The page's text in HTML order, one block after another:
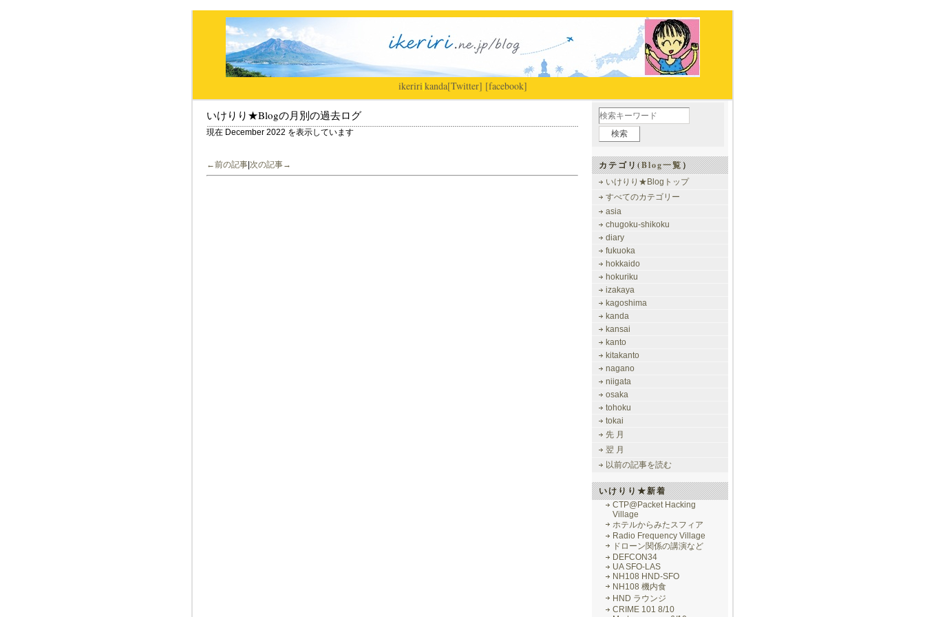
ikeriri|kanda[Twitter] [facebook]
いけりり★Blogの月別の過去ログ
現在 December 2022 を表示しています
←前の記事 次の記事→ カテゴリ(Blog一覧）
いけりり★Blogトップ
すべてのカテゴリー
asia
chugoku-shikoku
diary
fukuoka
hokkaido
hokuriku
izakaya
kagoshima
kanda
kansai
kanto
kitakanto
nagano
niigata
osaka
tohoku
tokai
先 月
翌 月
以前の記事を読む
いけりり★新着
CTP@Packet Hacking
Village
ホテルからみたスフィア
Radio Frequency Village
ドローン関係の講演など
DEFCON34
UA SFO-LAS
NH108 HND-SFO
NH108 機内食
HND ラウンジ
CRIME 101 8/10